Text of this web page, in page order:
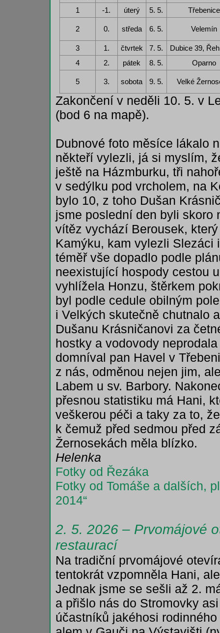
1 -1. úterý 5. 5. Třebenice
2 0. středa 6. 5. Velemín
3 1. čtvrtek 7. 5.
Dubice 39,
4
2. pátek 8. 5. Oparno
5 3. sobota 9. 5. Velké
Zakončení v neděli 10. 5. v
(bod 6 na mapě).
Dubnové foto měsíce lákalo
někteří vylezli, já si myslím,
ještě na Házmburku, tři
v sedýlku pod vrcholem, na
bylo 10, z toho Dušan
jsme poslední den byli skoro
vítěz vychází Berousek,
Kamýku, kam vylezli Slezáci
téměř vše dopadlo podle
neexistující hospody cestou
vyhlížela Honzu, štěrkem
byl podle cedule obilným
i Velkých skutečně chutnalo
Dušanu Krásničanovi za
hostky a vodovody
domníval pan Havel v
z nás, odměnou nejen jim,
Labem u sv. Barbory.
přesnou statistiku má Hani,
veškerou péči a taky za to,
k čemuž před sedmou před
Žernosekách měla blízko.
Helenka
Fotky od Řezáka
Fotky od Tomáše a dalších,
2014“
2. 5. 2026 – Prvomájové
restaurací
Na tradiční prvomájové
tentokrát vzpomněla Hani,
Jednak jsme se sešli až 2.
a přišlo nás do Stromovky
účastníků jakéhosi